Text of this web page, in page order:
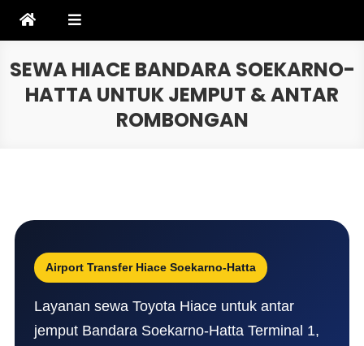
SEWA HIACE BANDARA SOEKARNO-
HATTA UNTUK JEMPUT & ANTAR
ROMBONGAN
Airport Transfer Hiace Soekarno-Hatta
Layanan sewa Toyota Hiace untuk antar
jemput Bandara Soekarno-Hatta Terminal 1,